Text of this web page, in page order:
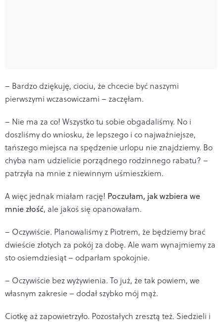
– Bardzo dziękuję, ciociu, że chcecie być naszymi
pierwszymi wczasowiczami – zaczęłam.
– Nie ma za co! Wszystko tu sobie obgadaliśmy. No i
doszliśmy do wniosku, że lepszego i co najważniejsze,
tańszego miejsca na spędzenie urlopu nie znajdziemy. Bo
chyba nam udzielicie porządnego rodzinnego rabatu? –
patrzyła na mnie z niewinnym uśmieszkiem.
A więc jednak miałam rację! Poczułam, jak wzbiera we
mnie złość, ale jakoś się opanowałam.
– Oczywiście. Planowaliśmy z Piotrem, że będziemy brać
dwieście złotych za pokój za dobę. Ale wam wynajmiemy za
sto osiemdziesiąt – odparłam spokojnie.
– Oczywiście bez wyżywienia. To już, że tak powiem, we
własnym zakresie – dodał szybko mój mąż.
Ciotkę aż zapowietrzyło. Pozostałych zresztą też. Siedzieli i